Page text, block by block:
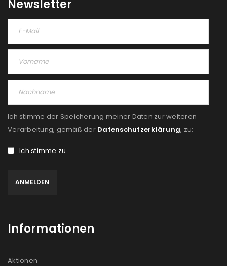
Newsletter
Ich stimme der Speicherung meiner Daten zur weiteren
Verarbeitung, gemäß der Datenschutzerklärung, zu:
Ich stimme zu
Informationen
Aktionen